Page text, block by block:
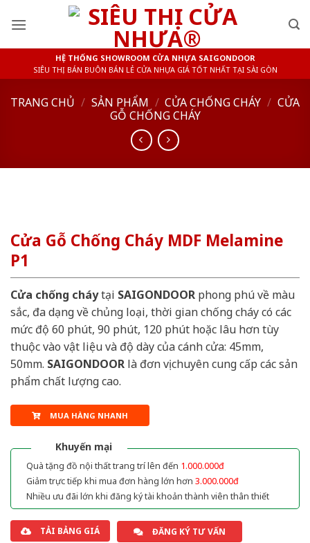
HỆ THỐNG SHOWROOM CỬA NHỰA SAIGONDOOR
SIÊU THỊ BÁN BUÔN BÁN LẺ CỬA NHỰA GIÁ TỐT NHẤT TẠI SÀI GÒN
TRANG CHỦ / SẢN PHẨM / CỬA CHỐNG CHÁY / CỬA
GỖ CHỐNG CHÁY
Cửa Gỗ Chống Cháy MDF Melamine
P1
Cửa chống cháytại SAIGONDOOR phong phú về màu
sắc, đa dạng về chủng loại, thời gian chống cháy có các
mức độ 60 phút, 90 phút, 120 phút hoặc lâu hơn tùy
thuộc vào vật liệu và độ dày của cánh cửa: 45mm,
50mm. SAIGONDOOR là đơn vị chuyên cung cấp các sản
phẩm chất lượng cao.
MUA HÀNG NHANH
Khuyến mại
Quà tặng đồ nội thất trang trí lên đến 1.000.000đ
Giảm trực tiếp khi mua đơn hàng lớn hơn 3.000.000đ
Nhiều ưu đãi lớn khi đăng ký tài khoản thành viên thân thiết
TẢI BẢNG GIÁ ĐĂNG KÝ TƯ VẤN